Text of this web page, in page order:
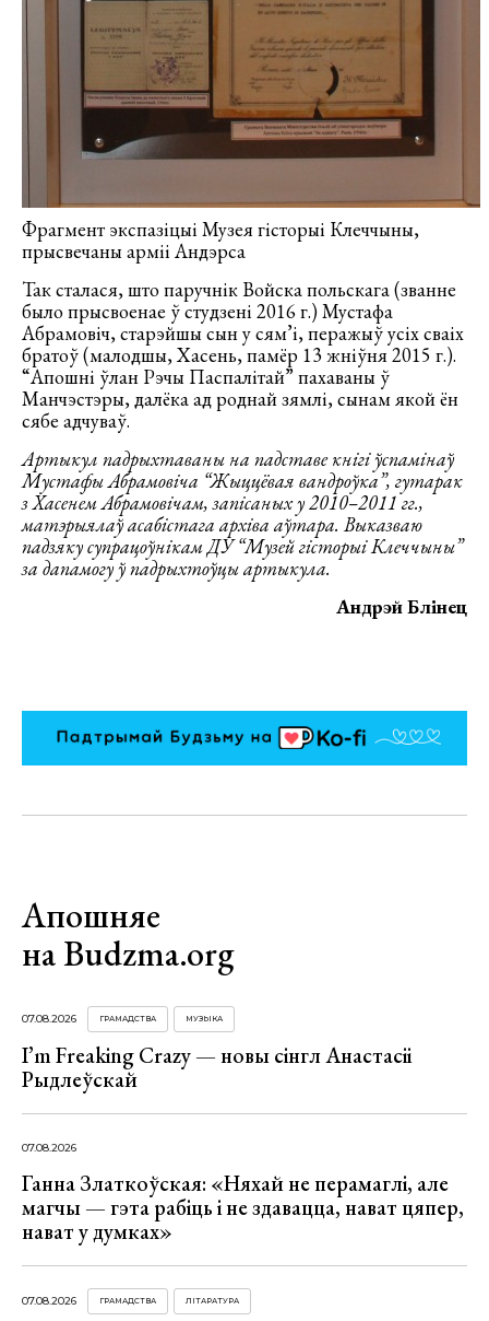
Фрагмент экспазіцыі Музея гісторыі Клеччыны,
прысвечаны арміі Андэрса
Так сталася, што паручнік Войска польскага (званне
было прысвоенае ў студзені 2016 г.) Мустафа
Абрамовіч, старэйшы сын у сям’і, перажыў усіх сваіх
братоў (малодшы, Хасень, памёр 13 жніўня 2015 г.).
“Апошні ўлан Рэчы Паспалітай” пахаваны ў
Манчэстэры, далёка ад роднай зямлі, сынам якой ён
сябе адчуваў.
Артыкул падрыхтаваны на падставе кнігі ўспамінаў
Мустафы Абрамовіча “Жыццёвая вандроўка”, гутарак
з Хасенем Абрамовічам, запісаных у 2010–2011 гг.,
матэрыялаў асабістага архіва аўтара. Выказваю
падзяку супрацоўнікам ДУ “Музей гісторыі Клеччыны”
за дапамогу ў падрыхтоўцы артыкула.
Андрэй Блінец
Апошняе
на Budzma.org
07.08.2026 ГРАМАДСТВА МУЗЫКА
I’m Freaking Crazy — новы сінгл Анастасіі
Рыдлеўскай
07.08.2026
Ганна Златкоўская: «Няхай не перамаглі, але
магчы — гэта рабіць і не здавацца, нават цяпер,
нават у думках»
07.08.2026 ГРАМАДСТВА ЛІТАРАТУРА